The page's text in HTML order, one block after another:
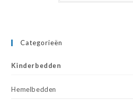
Categorieën
Kinderbedden
Hemelbedden